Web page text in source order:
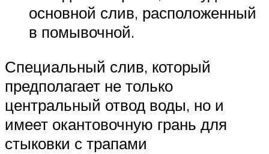
основной слив, расположенный
в помывочной.
Специальный слив, который
предполагает не только
центральный отвод воды, но и
имеет окантовочную грань для
стыковки с трапами